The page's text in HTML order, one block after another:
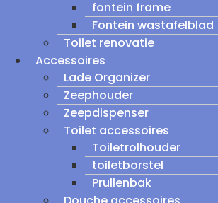
fontein frame
Fontein wastafelblad
Toilet renovatie
Accessoires
Lade Organizer
Zeephouder
Zeepdispenser
Toilet accessoires
Toiletrolhouder
toiletborstel
Prullenbak